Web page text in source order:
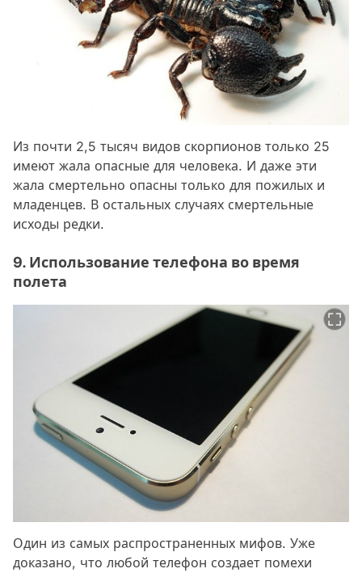
Из почти 2,5 тысяч видов скорпионов только 25
имеют жала опасные для человека. И даже эти
жала смертельно опасны только для пожилых и
младенцев. В остальных случаях смертельные
исходы редки.
9. Использование телефона во время
полета
Один из самых распространенных мифов. Уже
доказано, что любой телефон создает помехи